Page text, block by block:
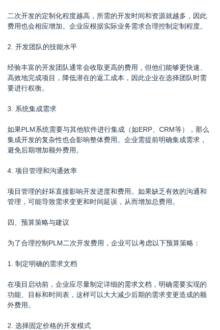
二次开发的定制化程度越高，所需的开发时间和资源就越多，因此
费用也会相应增加。企业应根据实际业务需求合理控制定制程度。
2. 开发团队的技能水平
经验丰富的开发团队通常会收取更高的费用，但他们能够更快速、
高效地完成项目，降低潜在的返工成本，因此企业在选择团队时需
要进行权衡。
3. 系统集成需求
如果PLM系统需要与其他软件进行集成（如ERP、CRM等），那么
集成开发的复杂性也会影响整体费用。企业需提前明确集成需求，
避免后期增加额外费用。
4. 项目管理和沟通效率
项目管理的好坏直接影响开发进度和费用。如果缺乏有效的沟通和
管理，可能导致需求变更和时间延误，从而增加总费用。
四、预算策略与建议
为了合理控制PLM二次开发费用，企业可以考虑以下预算策略：
1. 制定明确的需求文档
在项目启动前，企业应尽量制定详细的需求文档，明确需要实现的
功能、目标和时间表，这样可以大大减少后期的需求变更造成的额
外费用。
2. 选择固定价格的开发模式